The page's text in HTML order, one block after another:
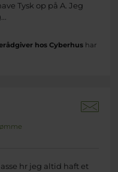
Tysk op på A. Jeg
hos Cyberhushar
hr jeg altid haft et